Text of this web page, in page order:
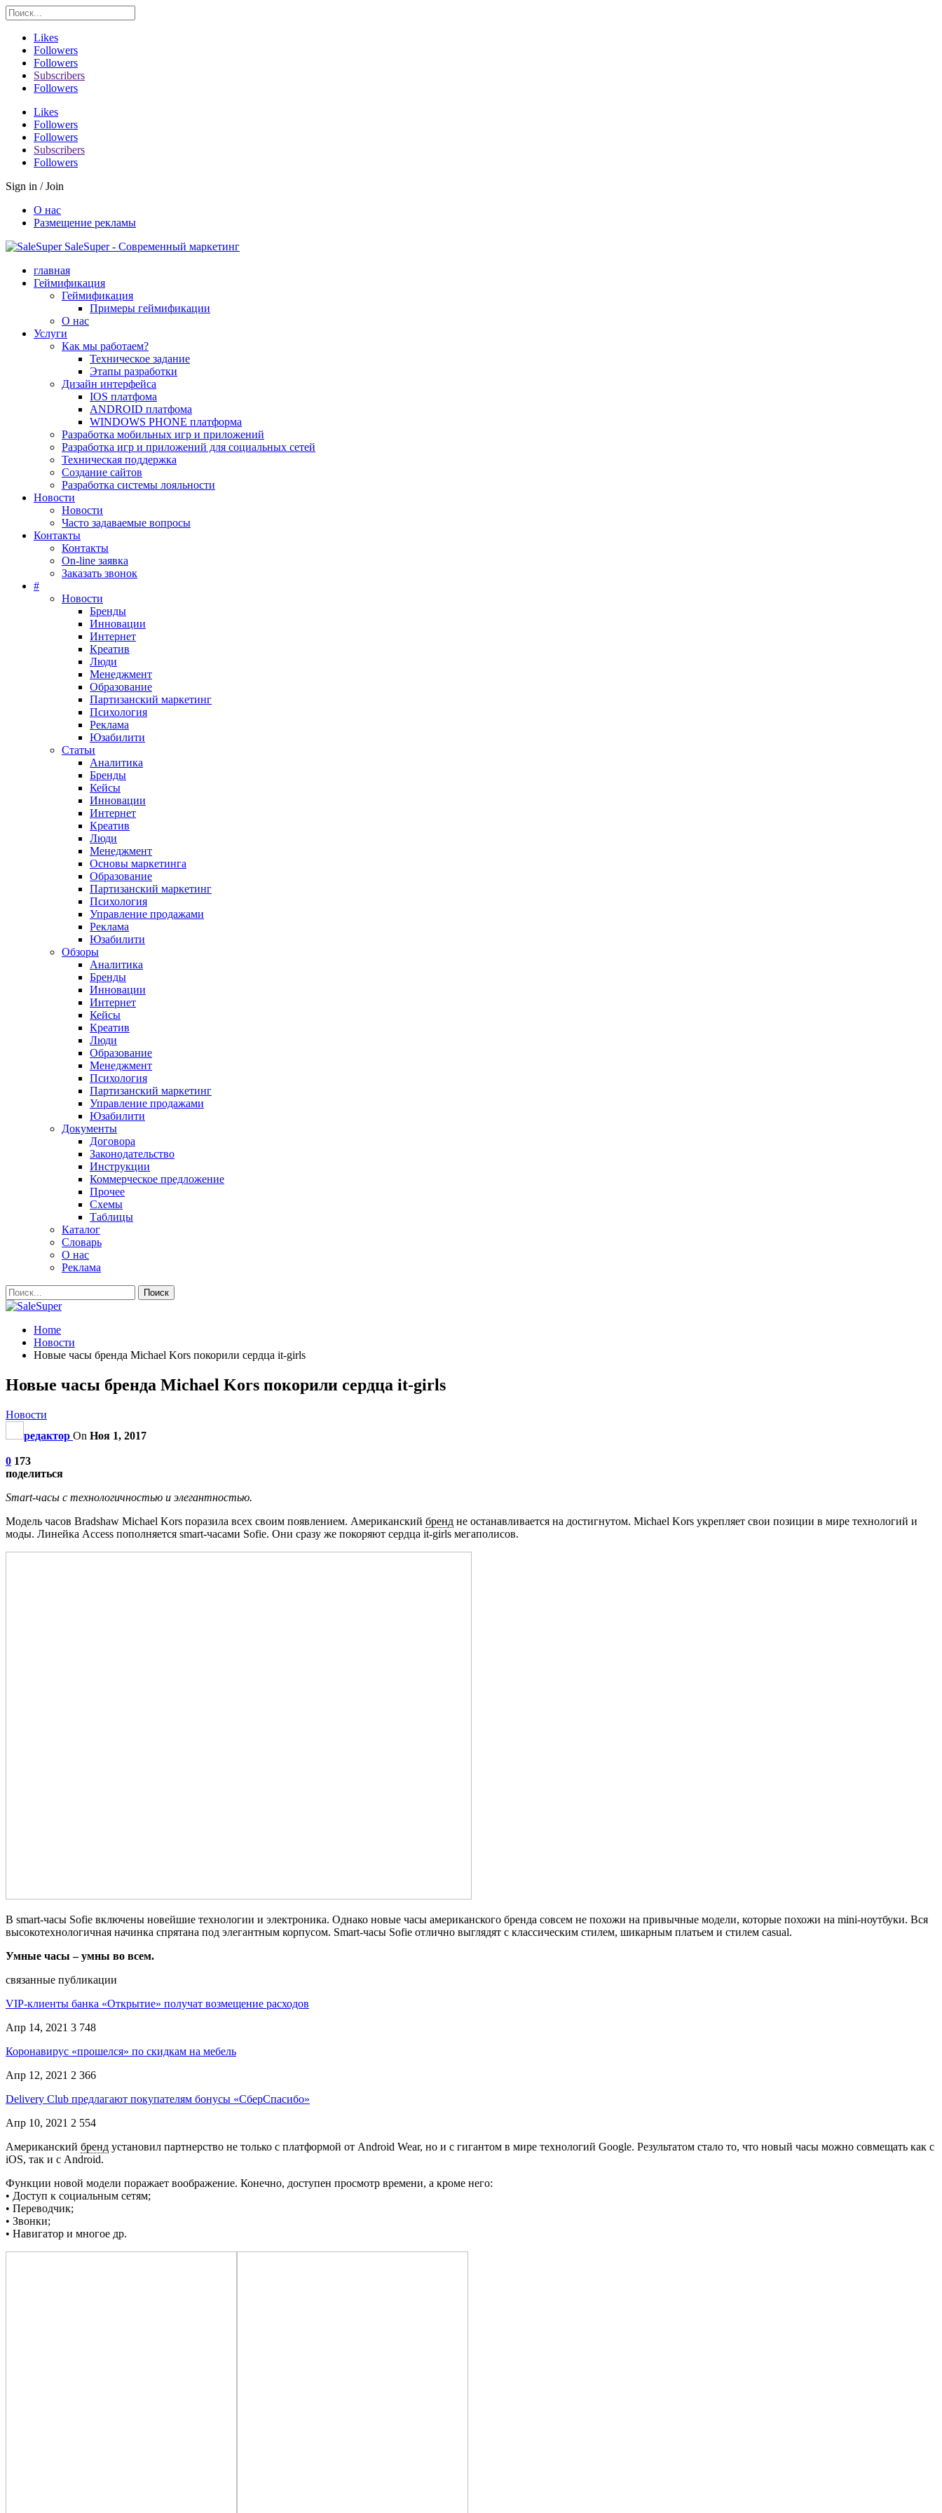
Likes
Followers
Followers
Subscribers
Followers
Likes
Followers
Followers
Subscribers
Followers
Sign in / Join
О нас
Размещение рекламы
SaleSuper - Современный маркетинг
главная
Геймификация
Геймификация
Примеры геймификации
О нас
Услуги
Как мы работаем?
Техническое задание
Этапы разработки
Дизайн интерфейса
IOS платфома
ANDROID платфома
WINDOWS PHONE платформа
Разработка мобильных игр и приложений
Разработка игр и приложений для социальных сетей
Техническая поддержка
Создание сайтов
Разработка системы лояльности
Новости
Новости
Часто задаваемые вопросы
Контакты
Контакты
On-line заявка
Заказать звонок
#
Новости
Бренды
Инновации
Интернет
Креатив
Люди
Менеджмент
Образование
Партизанский маркетинг
Психология
Реклама
Юзабилити
Статьи
Аналитика
Бренды
Кейсы
Инновации
Интернет
Креатив
Люди
Менеджмент
Основы маркетинга
Образование
Партизанский маркетинг
Психология
Управление продажами
Реклама
Юзабилити
Обзоры
Аналитика
Бренды
Инновации
Интернет
Кейсы
Креатив
Люди
Образование
Менеджмент
Психология
Партизанский маркетинг
Управление продажами
Юзабилити
Документы
Договора
Законодательство
Инструкции
Коммерческое предложение
Прочее
Схемы
Таблицы
Каталог
Словарь
О нас
Реклама
Home
Новости
Новые часы бренда Michael Kors покорили сердца it-girls
Новые часы бренда Michael Kors покорили сердца it-girls
Новости
редактор On Ноя 1, 2017
0 173
поделиться
Smart-часы с технологичностью и элегантностью.
Модель часов Bradshaw Michael Kors поразила всех своим появлением. Американский бренд не останавливается на достигнутом. Michael Kors укрепляет свои позиции в мире технологий и
моды. Линейка Access пополняется smart-часами Sofie. Они сразу же покоряют сердца it-girls мегаполисов.
В smart-часы Sofie включены новейшие технологии и электроника. Однако новые часы американского бренда совсем не похожи на привычные модели, которые похожи на mini-ноутбуки. Вся
высокотехнологичная начинка спрятана под элегантным корпусом. Smart-часы Sofie отлично выглядят с классическим стилем, шикарным платьем и стилем casual.
Умные часы – умны во всем.
связанные публикации
VIP-клиенты банка «Открытие» получат возмещение расходов
Апр 14, 2021 3 748
Коронавирус «прошелся» по скидкам на мебель
Апр 12, 2021 2 366
Delivery Club предлагают покупателям бонусы «СберСпасибо»
Апр 10, 2021 2 554
Американский бренд установил партнерство не только с платформой от Android Wear, но и с гигантом в мире технологий Google. Результатом стало то, что новый часы можно совмещать как с
iOS, так и с Android.
Функции новой модели поражает воображение. Конечно, доступен просмотр времени, а кроме него:
• Доступ к социальным сетям;
• Переводчик;
• Звонки;
• Навигатор и многое др.